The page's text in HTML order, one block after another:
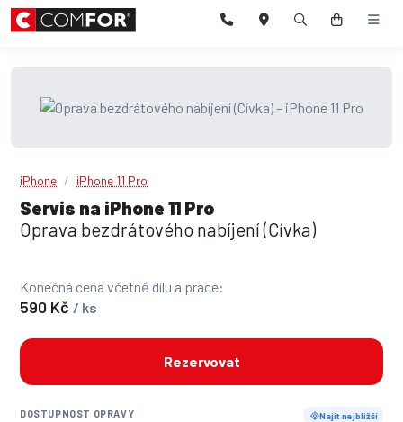
iPhone iPhone 11 Pro
Servis na iPhone 11 Pro
Oprava bezdrátového nabíjení (Cívka)
Konečná cena včetně dílu a práce:
590 Kč / ks
Rezervovat
DOSTUPNOST OPRAVY Najít nejbližší